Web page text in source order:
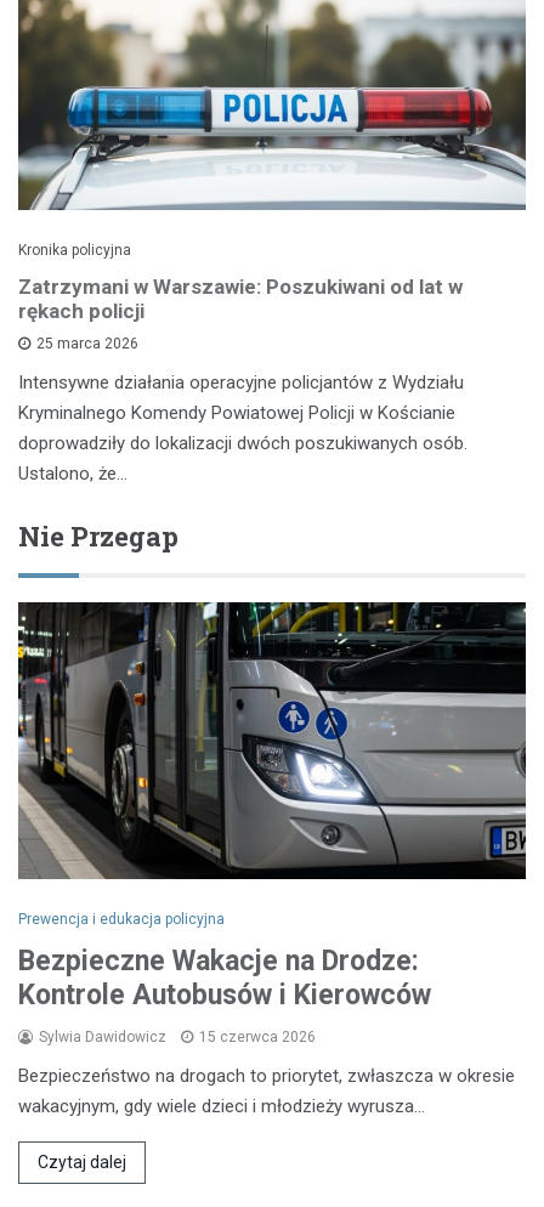
Kronika policyjna
Zatrzymani w Warszawie: Poszukiwani od lat w
rękach policji
25 marca 2026
Intensywne działania operacyjne policjantów z Wydziału
Kryminalnego Komendy Powiatowej Policji w Kościanie
doprowadziły do lokalizacji dwóch poszukiwanych osób.
Ustalono, że…
Nie Przegap
Prewencja i edukacja policyjna
Bezpieczne Wakacje na Drodze:
Kontrole Autobusów i Kierowców
Sylwia Dawidowicz 15 czerwca 2026
Bezpieczeństwo na drogach to priorytet, zwłaszcza w okresie
wakacyjnym, gdy wiele dzieci i młodzieży wyrusza…
Czytaj dalej